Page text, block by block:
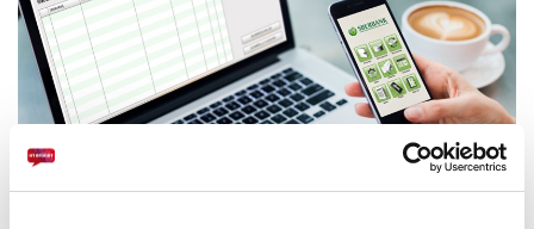
KONTAKTI
MOJ PROFIL
PODRŠKA